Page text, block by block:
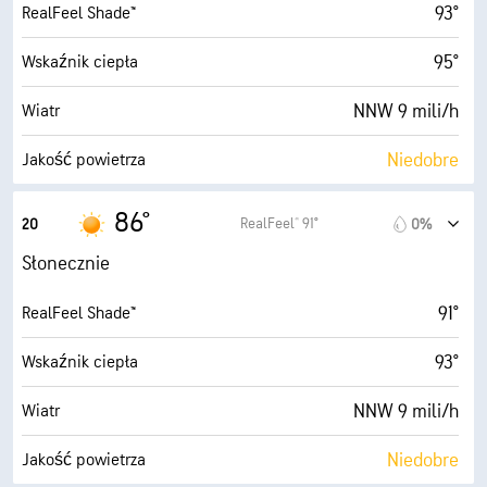
RealFeel Shade™ 93°
Wskaźnik ciepła 95°
Wiatr NNW 9 mili/h
Jakość powietrza Niedobre
Maksymalny wskaźnik UV
Porywy wiatru
Wilgotność 63%
Punkt rosy 74° F
AccuLumen Brightness Index™ 5 (Średnie)
Zachmurzenie 4%
20 86° RealFeel® 91° 0%
Słonecznie
RealFeel Shade™ 91°
Wskaźnik ciepła 93°
Wiatr NNW 9 mili/h
Jakość powietrza Niedobre